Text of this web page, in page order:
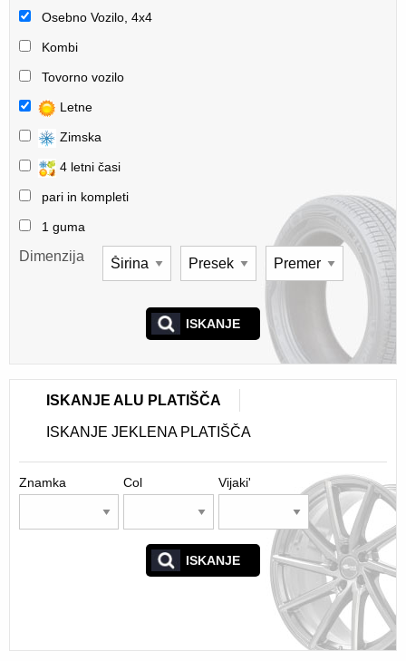
Osebno Vozilo, 4x4
Kombi
Tovorno vozilo
Letne
Zimska
4 letni časi
pari in kompleti
1 guma
Dimenzija
ISKANJE
ISKANJE ALU PLATIŠČA
ISKANJE JEKLENA PLATIŠČA
Znamka Col Vijaki'
ISKANJE